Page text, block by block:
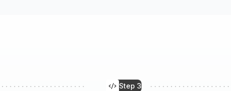
Step3